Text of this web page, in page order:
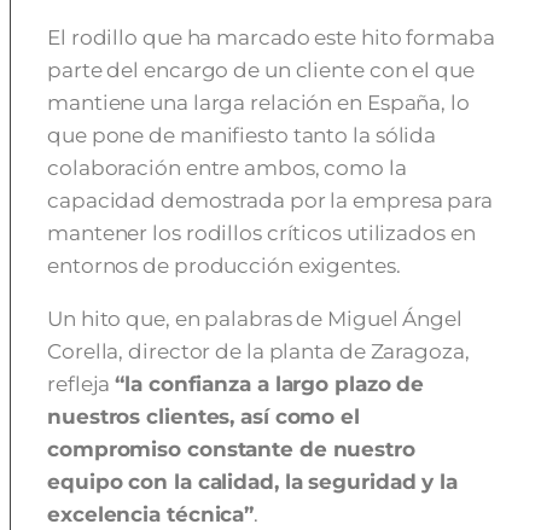
El rodillo que ha marcado este hito formaba
parte del encargo de un cliente con el que
mantiene una larga relación en España, lo
que pone de manifiesto tanto la sólida
colaboración entre ambos, como la
capacidad demostrada por la empresa para
mantener los rodillos críticos utilizados en
entornos de producción exigentes.
Un hito que, en palabras de Miguel Ángel
Corella, director de la planta de Zaragoza,
refleja“la confianza a largo plazo de
nuestros clientes, así como el
compromiso constante de nuestro
equipo con la calidad, la seguridad y la
excelencia técnica”.